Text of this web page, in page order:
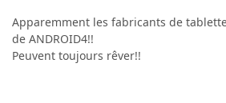
Apparemment les fabricants de
de ANDROID4!!
Peuvent toujours rêver!!